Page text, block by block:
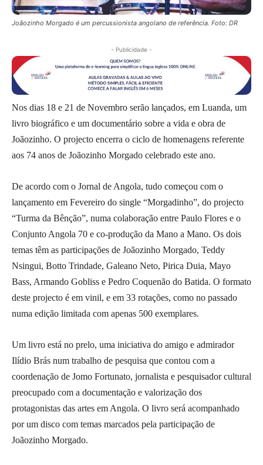
Joãozinho Morgado é um percussionista angolano de referência. Foto: DR
- Publicidade -
Nos dias 18 e 21 de Novembro serão lançados, em Luanda, um
livro biográfico e um documentário sobre a vida e obra de
Joãozinho. O projecto encerra o ciclo de homenagens referente
aos 74 anos de Joãozinho Morgado celebrado este ano.
De acordo com o Jornal de Angola, tudo começou com o
lançamento em Fevereiro do single “Morgadinho”, do projecto
“Turma da Bênção”, numa colaboração entre Paulo Flores e o
Conjunto Angola 70 e co-produção da Mano a Mano. Os dois
temas têm as participações de Joãozinho Morgado, Teddy
Nsingui, Botto Trindade, Galeano Neto, Pirica Duia, Mayo
Bass, Armando Gobliss e Pedro Coquenão do Batida. O formato
deste projecto é em vinil, e em 33 rotações, como no passado
numa edição limitada com apenas 500 exemplares.
Um livro está no prelo, uma iniciativa do amigo e admirador
Ilídio Brás num trabalho de pesquisa que contou com a
coordenação de Jomo Fortunato, jornalista e pesquisador cultural
preocupado com a documentação e valorização dos
protagonistas das artes em Angola. O livro será acompanhado
por um disco com temas marcados pela participação de
Joãozinho Morgado.